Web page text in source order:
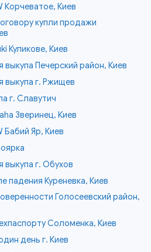
Корчеватое, Киев
купли продажи
Куликове, Киев
Печерский район, Киев
выкупа г. Ржищев
г. Славутич
Зверинец, Киев
Бабий Яр, Киев
выкупа г. Обухов
падения Куреневка, Киев
Голосеевский район,
Соломенка, Киев
день г. Киев